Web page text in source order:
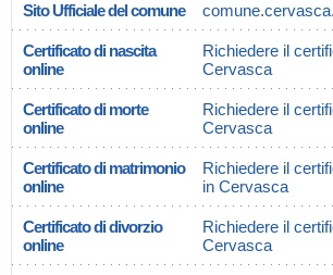
Sito Ufficiale del comune
Certificato di nascita
online
Richiedere il
Cervasca
Certificato di morte
online
Richiedere il
Cervasca
Certificato di matrimonio
online
Richiedere il
in Cervasca
Certificato di divorzio
online
Richiedere il
Cervasca